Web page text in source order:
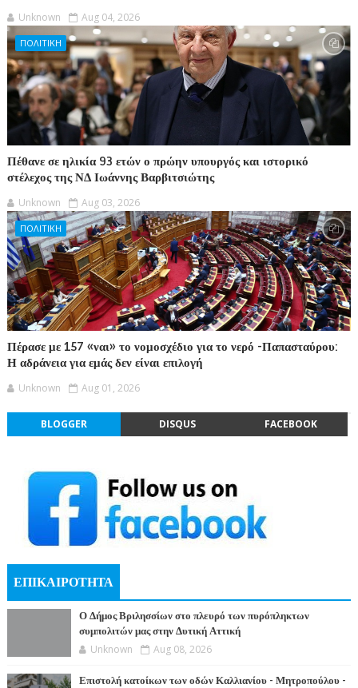
Unknown Aug 04, 2026
ΠΟΛΙΤΙΚΗ
Πέθανε σε ηλικία 93 ετών ο πρώην υπουργός και ιστορικό
στέλεχος της ΝΔ Ιωάννης Βαρβιτσιώτης
Unknown Aug 03, 2026
ΠΟΛΙΤΙΚΗ
Πέρασε με 157 «ναι» το νομοσχέδιο για το νερό -Παπασταύρου:
Η αδράνεια για εμάς δεν είναι επιλογή
Unknown Aug 01, 2026
BLOGGER DISQUS FACEBOOK
ΕΠΙΚΑΙΡΟΤΗΤΑ
Ο Δήμος Βριλησσίων στο πλευρό των πυρόπληκτων
συμπολιτών μας στην Δυτική Αττική
Unknown Aug 08, 2026
Επιστολή κατοίκων των οδών Καλλιανίου - Μητροπούλου -